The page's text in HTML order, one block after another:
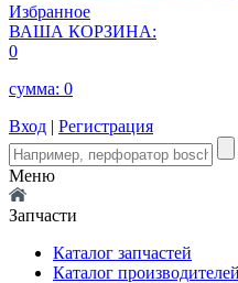
Избранное
ВАША КОРЗИНА:
0
сумма: 0
Вход | Регистрация
Меню
Запчасти
Каталог запчастей
Каталог производителей